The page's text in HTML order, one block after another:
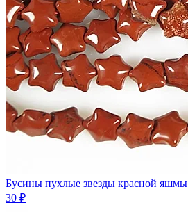
Бусины пухлые звезды красной яшмы
30 ₽